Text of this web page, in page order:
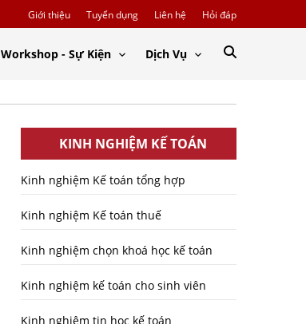
Giới thiệu Tuyển dụng Liên hệ Hỏi đáp
Workshop - Sự Kiện Dịch Vụ
KINH NGHIỆM KẾ TOÁN
Kinh nghiệm Kế toán tổng hợp
Kinh nghiệm Kế toán thuế
Kinh nghiệm chọn khoá học kế toán
Kinh nghiệm kế toán cho sinh viên
Kinh nghiệm tin học kế toán